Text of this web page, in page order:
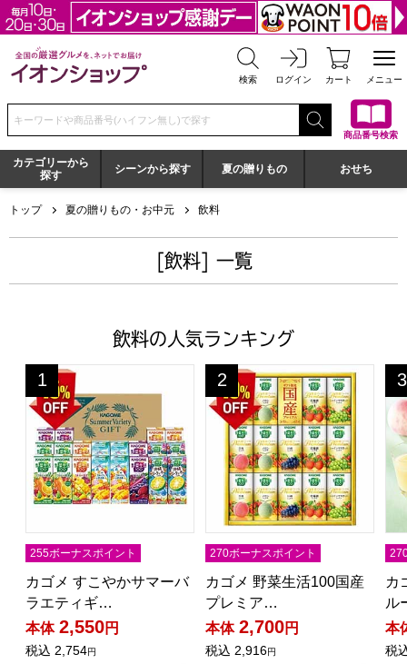
全国の厳選グルメを、ネットでお届け イオンショップ
検索 ログイン カート メニュー
検索キーワードまたは商品番号を入力してください
商品番号検索
カテゴリーから
探す
シーンから探す 夏の贈りもの おせち
トップ 夏の贈りもの・お中元 飲料
[飲料] 一覧
飲料の人気ランキング
カゴメ すこやかサマーバラエティギフト【夏の贈りもの
1
位
255ボーナスポイント
カゴメ すこやかサマーバ
ラエティギ…
本体 2,550円
税込 2,754円
カゴメ 野菜生活100国産プレ
2
位
270ボーナスポイント
カゴメ 野菜生活100国産
プレミア…
本体 2,700円
税込 2,916円
3
位
カ
ル
本
税